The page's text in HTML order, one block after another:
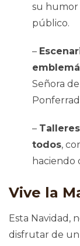
su humor
público.
–
Señora
–
todos,
haciendo
Vive la
Esta Navidad,
disfrutar de